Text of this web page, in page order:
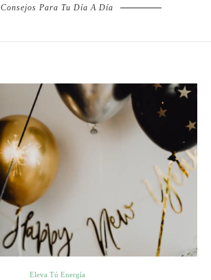
Consejos Para Tu Día A Día
Eleva Tú Energía